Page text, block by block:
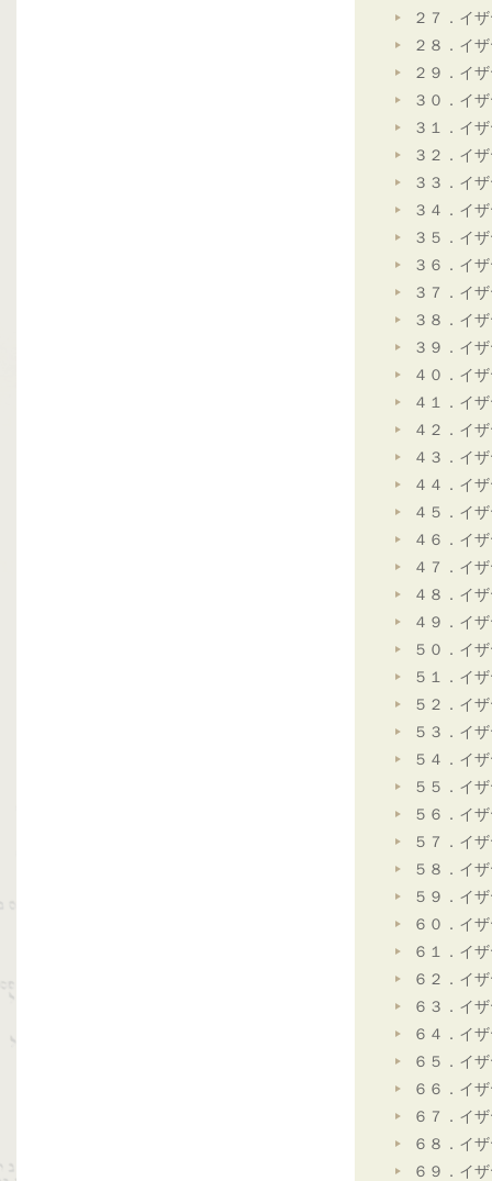
２７．イ
２８．イ
２９．イ
３０．イ
３１．イ
３２．イ
３３．イ
３４．イ
３５．イ
３６．イ
３７．イ
３８．イ
３９．イ
４０．イ
４１．イ
４２．イ
４３．イ
４４．イ
４５．イ
４６．イ
４７．イ
４８．イ
４９．イ
５０．イ
５１．イ
５２．イ
５３．イ
５４．イ
５５．イ
５６．イ
５７．イ
５８．イ
５９．イ
６０．イ
６１．イ
６２．イ
６３．イ
６４．イ
６５．イ
６６．イ
６７．イ
６８．イ
６９．イ